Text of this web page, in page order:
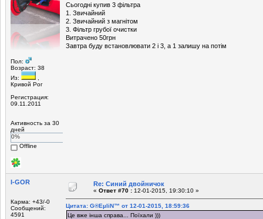
Пол:
Возраст: 38
Из:
Кривой Рог
Регистрация:
09.11.2011
Активность за 30
дней
0%
Offline
Сьогодні купив 3 фільтра
1. Звичайний
2. Звичайний з магнітом
3. Фільтр грубої очистки
Витрачено 50грн
Завтра буду встановлювати 2 і 3, а 1 залишу на потім
I-GOR
Карма: +43/-0
Сообщений:
4591
Re: Синий двойничок
« Ответ #70 : 12-01-2015, 19:30:10 »
Цитата: G®EµliN™ от 12-01-2015, 18:59:36
Це вже інша справа... Поїхали )))